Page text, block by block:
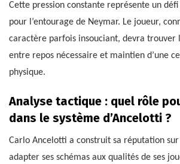
Cette pression constante représente un
pour l’entourage de Neymar. Le joueur,
caractère parfois insouciant, devra trouver
entre repos nécessaire et maintien d’une
physique.
Analyse tactique : quel rôle
dans le système d’Ancelotti ?
Carlo Ancelotti a construit sa réputation sur
adapter ses schémas aux qualités de ses